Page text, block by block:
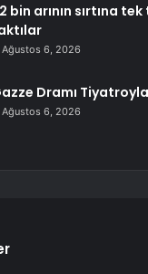
bin arının sırtına
Ağustos 6, 2026
Dramı
Ağustos 6, 2026